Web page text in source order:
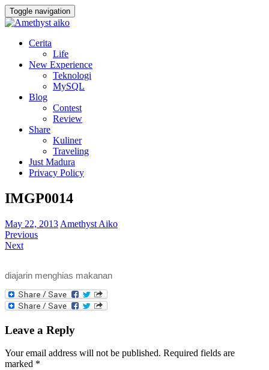
Toggle navigation
Cerita
Life
New Experience
Teknologi
MySQL
Blog
Contest
Review
Share
Kuliner
Traveling
Just Madura
Privacy Policy
IMGP0014
May 22, 2013 Amethyst Aiko
Previous
Next
diajarin menghias makanan
Leave a Reply
Your email address will not be published. Required fields are
marked *